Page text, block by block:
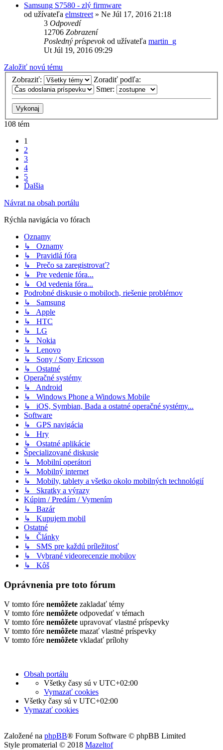
Samsung S7580 - zlý firmware
od užívateľa elmstreet » Ne Júl 17, 2016 21:18
3 Odpovedí
12706 Zobrazení
Posledný príspevokod užívateľa martin_g
Ut Júl 19, 2016 09:29
Založiť novú tému
Zobraziť:
Zoradiť podľa:
Smer:
108 tém
1
2
3
4
5
Ďalšia
Návrat na obsah portálu
Rýchla navigácia vo fórach
Oznamy
↳ Oznamy
↳ Pravidlá fóra
↳ Prečo sa zaregistrovať?
↳ Pre vedenie fóra...
↳ Od vedenia fóra...
Podrobné diskusie o mobiloch, riešenie problémov
↳ Samsung
↳ Apple
↳ HTC
↳ LG
↳ Nokia
↳ Lenovo
↳ Sony / Sony Ericsson
↳ Ostatné
Operačné systémy
↳ Android
↳ Windows Phone a Windows Mobile
↳ iOS, Symbian, Bada a ostatné operačné systémy...
Software
↳ GPS navigácia
↳ Hry
↳ Ostatné aplikácie
Špecializované diskusie
↳ Mobilní operátori
↳ Mobilný internet
↳ Mobily, tablety a všetko okolo mobilných technológií
↳ Skratky a výrazy
Kúpim / Predám / Vymením
↳ Bazár
↳ Kupujem mobil
Ostatné
↳ Články
↳ SMS pre každú príležitosť
↳ Vybrané videorecenzie mobilov
↳ Kôš
Oprávnenia pre toto fórum
V tomto fóre nemôžete zakladať témy
V tomto fóre nemôžete odpovedať v témach
V tomto fóre nemôžete upravovať vlastné príspevky
V tomto fóre nemôžete mazať vlastné príspevky
V tomto fóre nemôžete vkladať prílohy
Obsah portálu
Všetky časy sú v UTC+02:00
Vymazať cookies
Všetky časy sú v UTC+02:00
Vymazať cookies
Založené na phpBB® Forum Software © phpBB Limited
Style promaterial © 2018 Mazeltof